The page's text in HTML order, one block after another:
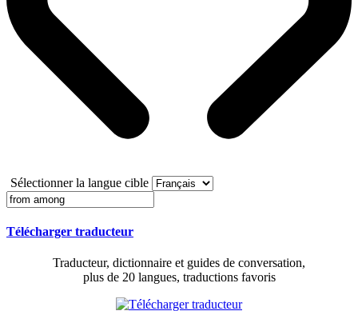
Sélectionner la langue cible
Télécharger traducteur
Traducteur, dictionnaire et guides de conversation,
plus de 20 langues, traductions favoris